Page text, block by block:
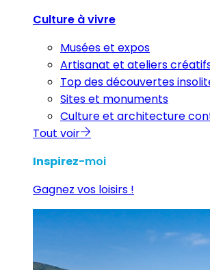
Culture à vivre
Musées et expos
Artisanat et ateliers
Top des découvertes
Sites et monuments
Culture et architecture
Tout voir
Inspirez-moi
Gagnez vos loisirs !